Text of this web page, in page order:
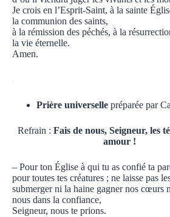
Je crois en l’Esprit-Saint, à la sainte
la communion des saints,
à la rémission des péchés, à la
la vie éternelle.
Amen.
Prière universelle préparée par
Refrain : Fais de nous, Seigneur, les
amour !
– Pour ton Église à qui tu as confié ta
pour toutes tes créatures ; ne laisse pas
submerger ni la haine gagner nos cœurs
nous dans la confiance,
Seigneur, nous te prions.